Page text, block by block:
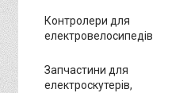
Контролери для
електровелосипедів
Запчастини для
електроскутерів,